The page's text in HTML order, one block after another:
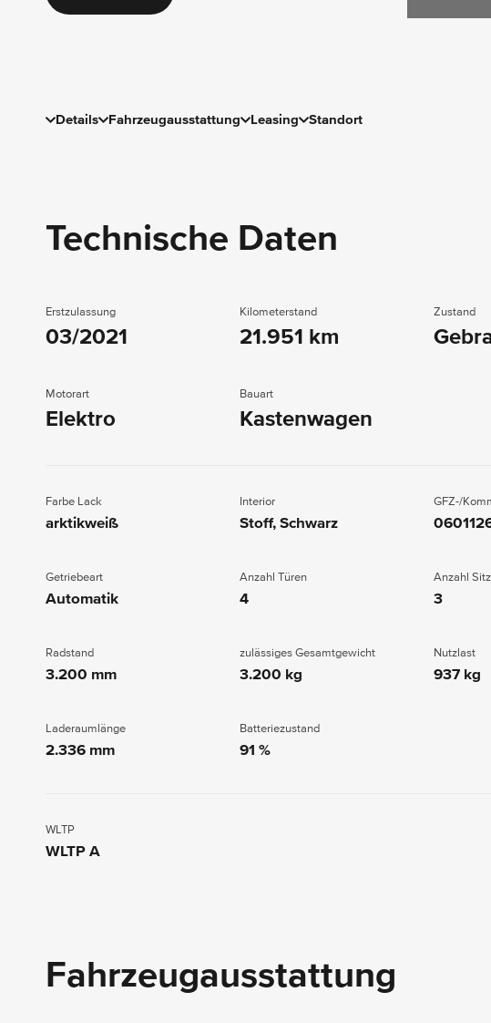
Details Fahrzeugausstattung Leasing Standort
Technische Daten
Erstzulassung
03/2021
Kilometerstand
21.951 km
Zustand
Motorart
Elektro
Bauart
Kastenwagen
Farbe Lack
arktikweiß
Interior
Stoff, Schwarz
GFZ-/
Getriebeart
Automatik
Anzahl Türen
4
Anzahl
3
Radstand
3.200 mm
zulässiges Gesamtgewicht
3.200 kg
Nutzlast
937 kg
Laderaumlänge
2.336 mm
Batteriezustand
91 %
WLTP
WLTP A
Fahrzeugausstattung